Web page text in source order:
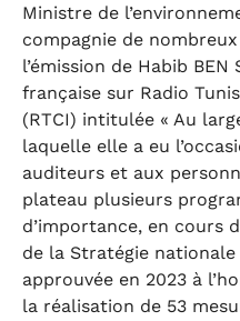
Ministre de
compagnie de
l’émission de Habib
française sur Radio
(RTCI) intitulée « Au
laquelle elle a eu
auditeurs et aux
plateau plusieurs
d’importance, en cours
de la Stratégie
approuvée en 2023 à
la réalisation de 53